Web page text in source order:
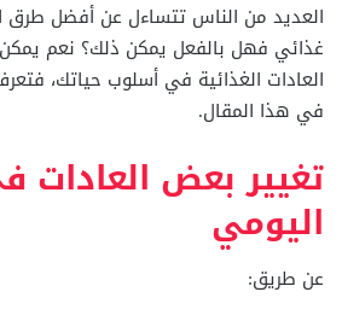
العديد من الناس تتساءل عن أفضل
غذائي فهل بالفعل يمكن ذلك؟ نعم
العادات الغذائية في أسلوب حياتك،
في هذا المقال.
تغيير بعض العادات
اليومي
عن طريق: